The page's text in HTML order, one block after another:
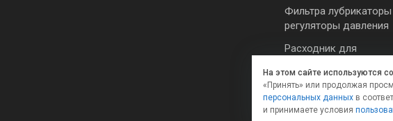
Фильтра лубрикаторы
регуляторы давления
Расходник для
На этом сайте используются
«Принять» или продолжая
персональных данных в
и принимаете условия